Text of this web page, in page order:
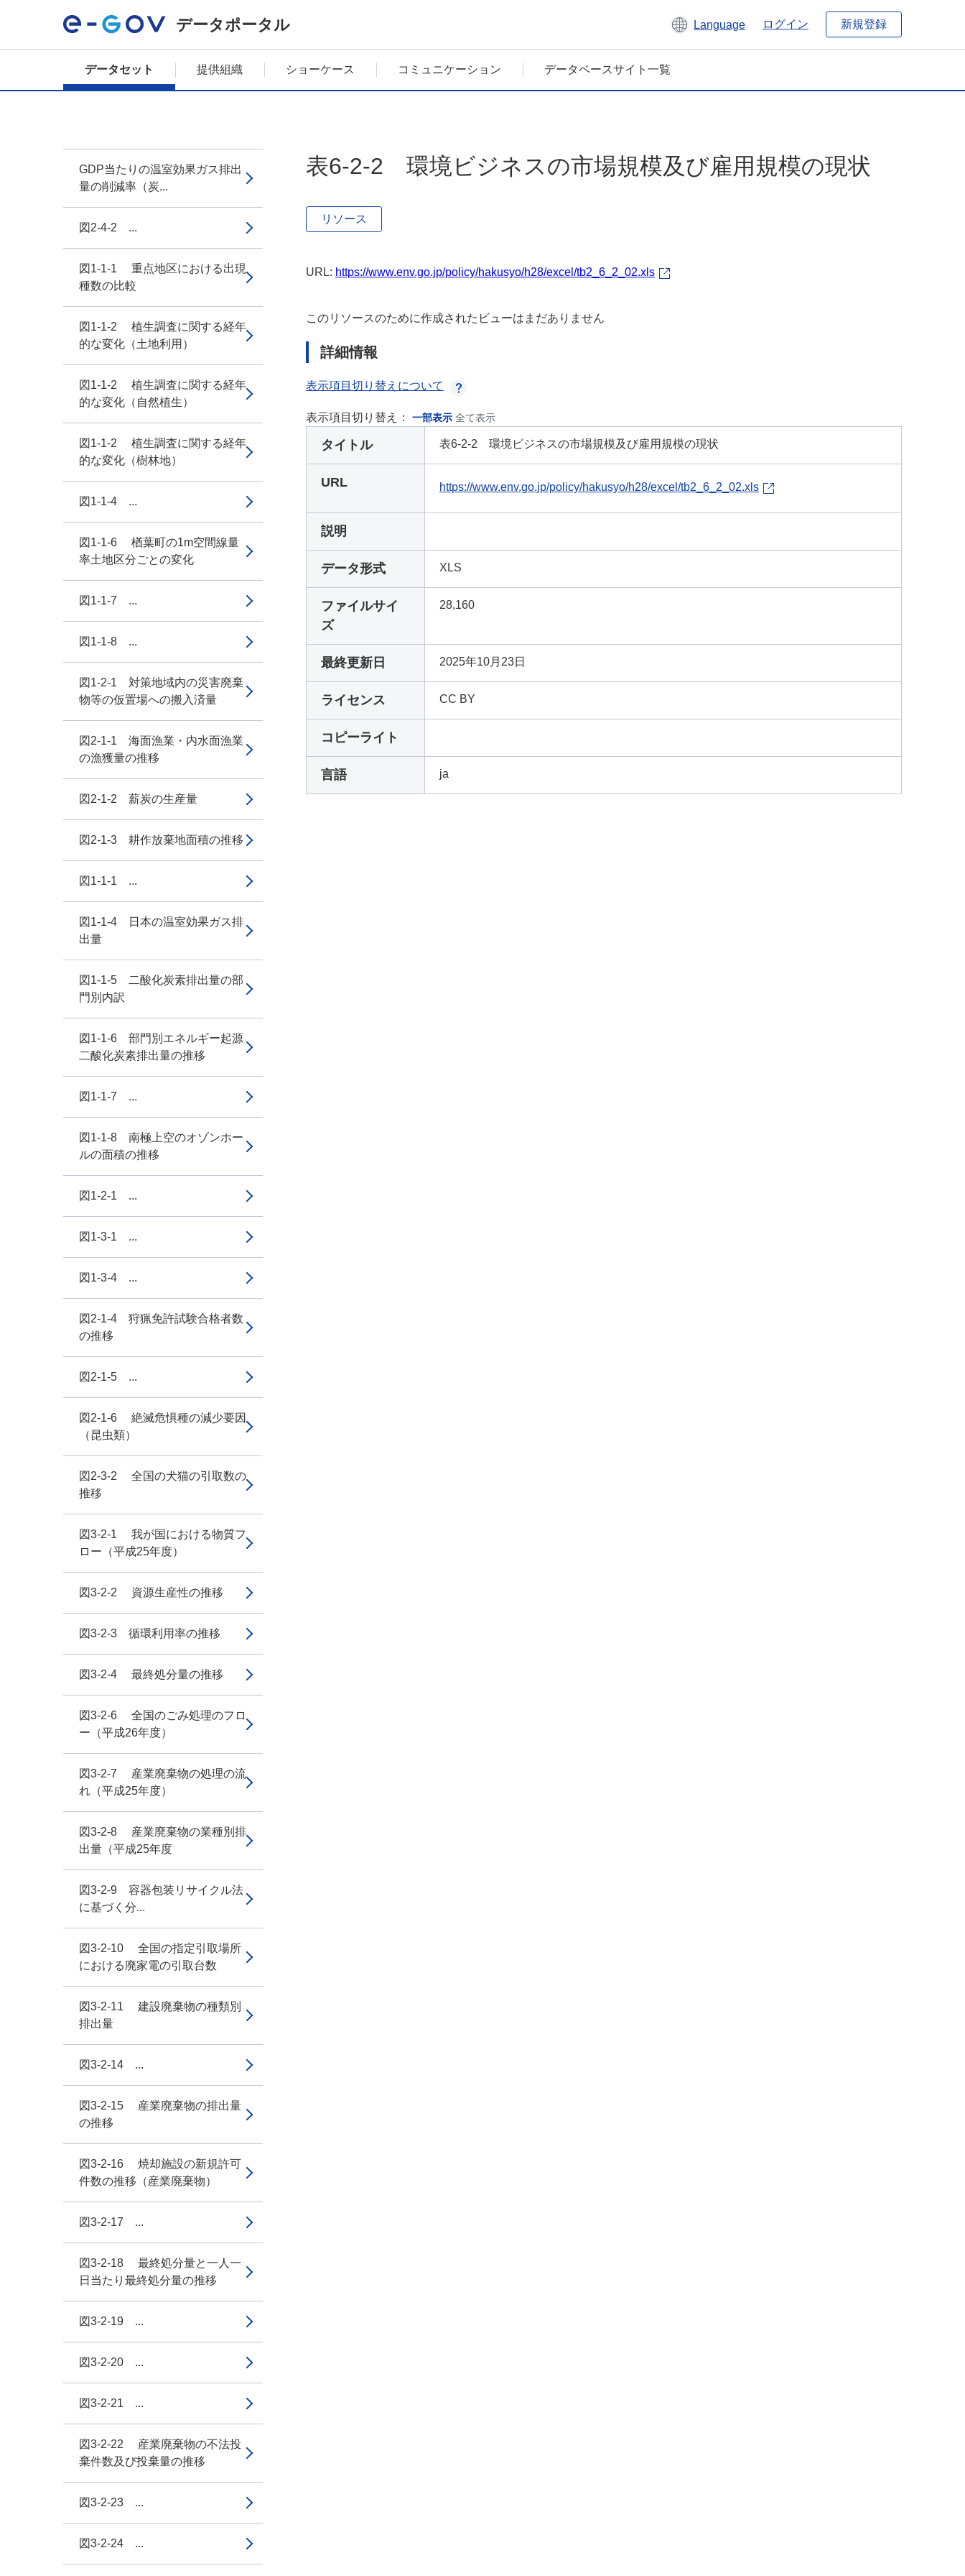
データポータル Language ログイン 新規登録
データセット 提供組織 ショーケース コミュニケーション データベースサイト一覧
GDP当たりの温室効果ガス排出
量の削減率（炭...
図2-4-2 ...
図1-1-1 重点地区における出現
種数の比較
図1-1-2 植生調査に関する経年
的な変化（土地利用）
図1-1-2 植生調査に関する経年
的な変化（自然植生）
図1-1-2 植生調査に関する経年
的な変化（樹林地）
図1-1-4 ...
図1-1-6 楢葉町の1m空間線量
率土地区分ごとの変化
図1-1-7 ...
図1-1-8 ...
図1-2-1 対策地域内の災害廃棄
物等の仮置場への搬入済量
図2-1-1 海面漁業・内水面漁業
の漁獲量の推移
図2-1-2 薪炭の生産量
図2-1-3 耕作放棄地面積の推移
図1-1-1 ...
図1-1-4 日本の温室効果ガス排
出量
図1-1-5 二酸化炭素排出量の部
門別内訳
図1-1-6 部門別エネルギー起源
二酸化炭素排出量の推移
図1-1-7 ...
図1-1-8 南極上空のオゾンホー
ルの面積の推移
図1-2-1 ...
図1-3-1 ...
図1-3-4 ...
図2-1-4 狩猟免許試験合格者数
の推移
図2-1-5 ...
図2-1-6 絶滅危惧種の減少要因
（昆虫類）
図2-3-2 全国の犬猫の引取数の
推移
図3-2-1 我が国における物質フ
ロー（平成25年度）
図3-2-2 資源生産性の推移
図3-2-3 循環利用率の推移
図3-2-4 最終処分量の推移
図3-2-6 全国のごみ処理のフロ
ー（平成26年度）
図3-2-7 産業廃棄物の処理の流
れ（平成25年度）
図3-2-8 産業廃棄物の業種別排
出量（平成25年度
図3-2-9 容器包装リサイクル法
に基づく分...
図3-2-10 全国の指定引取場所
における廃家電の引取台数
図3-2-11 建設廃棄物の種類別
排出量
図3-2-14 ...
図3-2-15 産業廃棄物の排出量
の推移
図3-2-16 焼却施設の新規許可
件数の推移（産業廃棄物）
図3-2-17 ...
図3-2-18 最終処分量と一人一
日当たり最終処分量の推移
図3-2-19 ...
図3-2-20 ...
図3-2-21 ...
図3-2-22 産業廃棄物の不法投
棄件数及び投棄量の推移
図3-2-23 ...
図3-2-24 ...
表6-2-2 環境ビジネスの市場規模及び雇用規模の現状
リソース
URL: https://www.env.go.jp/policy/hakusyo/h28/excel/tb2_6_2_02.xls
このリソースのために作成されたビューはまだありません
詳細情報
表示項目切り替えについて
表示項目切り替え： 一部表示 全て表示
タイトル 表6-2-2 環境ビジネスの市場規模及び雇用規模の現状
URL https://www.env.go.jp/policy/hakusyo/h28/excel/tb2_6_2_02.xls
説明
データ形式 XLS
ファイルサイ
ズ
28,160
最終更新日 2025年10月23日
ライセンス CC BY
コピーライト
言語 ja